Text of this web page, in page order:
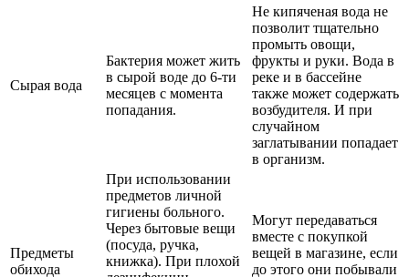
Сырая вода
Бактерия может жить
в сырой воде до 6-ти
месяцев с момента
попадания.
Не кипяченая вода не
позволит тщательно
промыть овощи,
фрукты и руки. Вода в
реке и в бассейне
также может содержать
возбудителя. И при
случайном
заглатывании попадает
в организм.
Предметы
обихода
При использовании
предметов личной
гигиены больного.
Через бытовые вещи
(посуда, ручка,
книжка). При плохой
Могут передаваться
вместе с покупкой
вещей в магазине, если
до этого они побывали